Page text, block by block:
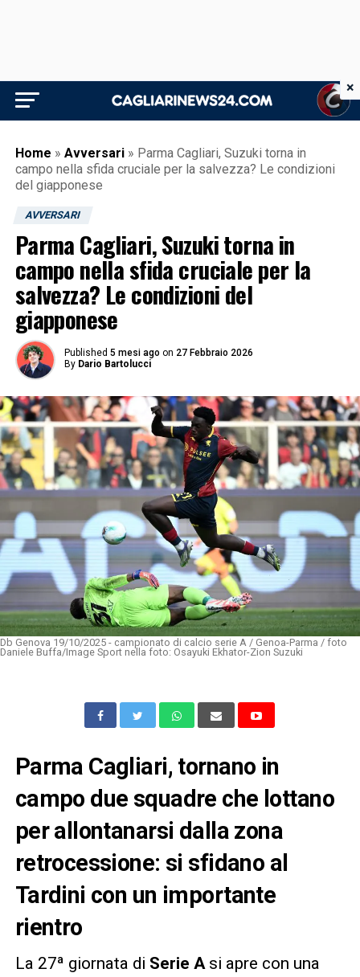
Home » Avversari » Parma Cagliari, Suzuki torna in
campo nella sfida cruciale per la salvezza? Le condizioni
del giapponese
AVVERSARI
Parma Cagliari, Suzuki torna in
campo nella sfida cruciale per la
salvezza? Le condizioni del
giapponese
Published 5 mesi ago on 27 Febbraio 2026
By Dario Bartolucci
Db Genova 19/10/2025 - campionato di calcio serie A / Genoa-Parma / foto
Daniele Buffa/Image Sport nella foto: Osayuki Ekhator-Zion Suzuki
Parma Cagliari, tornano in
campo due squadre che lottano
per allontanarsi dalla zona
retrocessione: si sfidano al
Tardini con un importante
rientro
La 27ª giornata di Serie Asi apre con una
×